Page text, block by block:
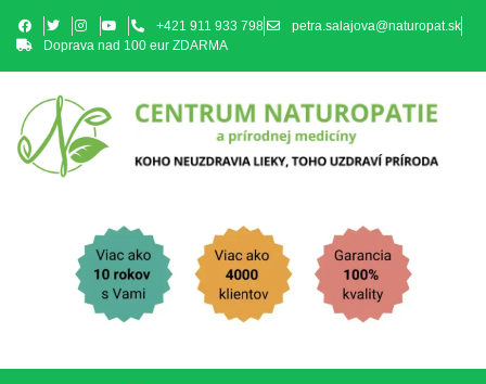
+421 911 933 798
petra.salajova@naturopat.sk
Doprava nad 100 eur ZDARMA